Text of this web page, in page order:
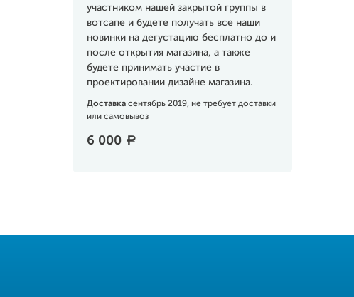
участником нашей закрытой группы в
вотсапе и будете получать все наши
новинки на дегустацию бесплатно до и
после открытия магазина, а также
будете принимать участие в
проектировании дизайне магазина.
Доставка сентябрь 2019, не требует доставки
или самовывоз
6 000 a